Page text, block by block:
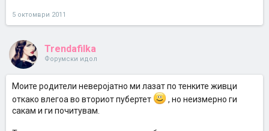
5 октомври 2011
Trendafilka
Форумски идол
Моите родители неверојатно ми лазат по тенките живци
откако влегоа во вториот пубертет
, но неизмерно ги
сакам и ги почитувам.